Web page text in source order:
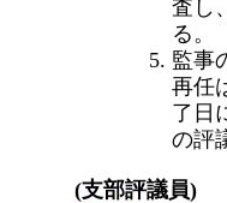
査し
る。
監事
再任
了日
の評
(支部評議員)